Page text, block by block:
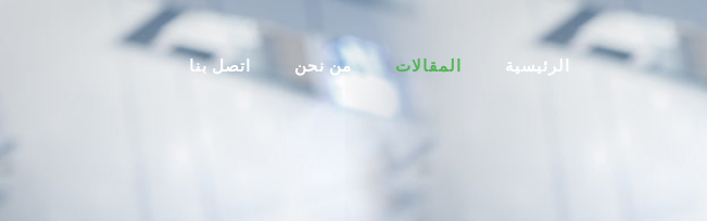
الرئيسية المقالات من نحن اتصل بنا